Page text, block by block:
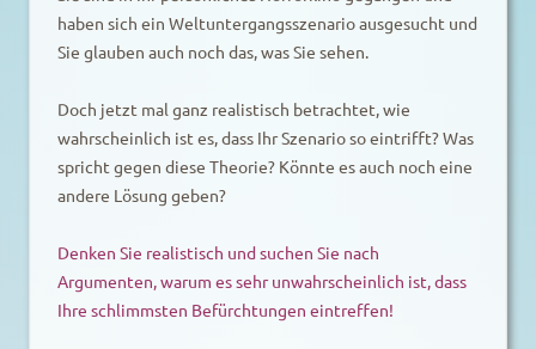
haben sich ein Weltuntergangsszenario ausgesucht und
Sie glauben auch noch das, was Sie sehen.
Doch jetzt mal ganz realistisch betrachtet, wie
wahrscheinlich ist es, dass Ihr Szenario so eintrifft? Was
spricht gegen diese Theorie? Könnte es auch noch eine
andere Lösung geben?
Denken Sie realistisch und suchen Sie nach
Argumenten, warum es sehr unwahrscheinlich ist, dass
Ihre schlimmsten Befürchtungen eintreffen!